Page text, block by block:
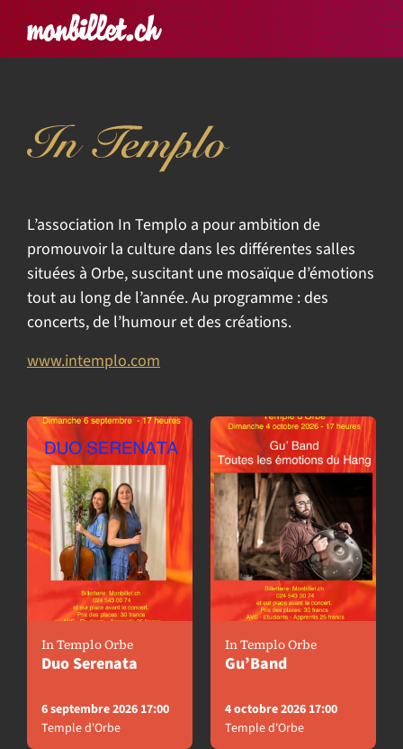
Accueil Rechercher un
Panier
In Templo
L’association In Templo a pour ambition de
promouvoir la culture dans les différentes salles
situées à Orbe, suscitant une mosaïque d’émotions
tout au long de l’année. Au programme : des
concerts, de l’humour et des créations.
www.intemplo.com
À l'affiche
In Templo Orbe
Duo Serenata
6 septembre 2026 17:00
Temple d'Orbe
In Templo Orbe
Gu’Band
4 octobre 2026 17:00
Temple d'Orbe